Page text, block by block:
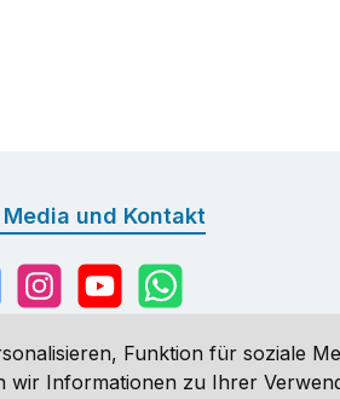
und Kontakt
InstagramYouTubeWhatsApp
Funktion für soziale
wir Informationen zu Ihrer